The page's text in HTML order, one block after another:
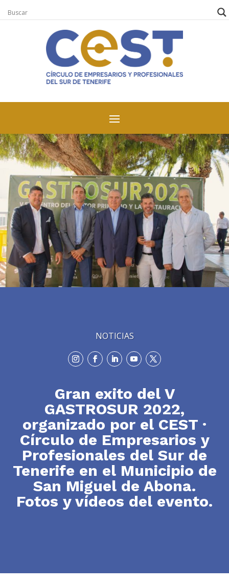
NOTICIAS
Gran exito del V
GASTROSUR 2022,
organizado por el CEST ·
Círculo de Empresarios y
Profesionales del Sur de
Tenerife en el Municipio de
San Miguel de Abona.
Fotos y vídeos del evento.